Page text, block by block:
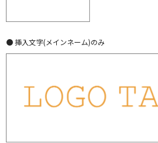
● 挿入文字(メインネーム)のみ